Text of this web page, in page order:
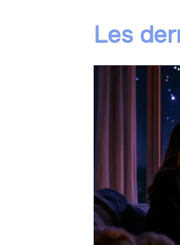
Les